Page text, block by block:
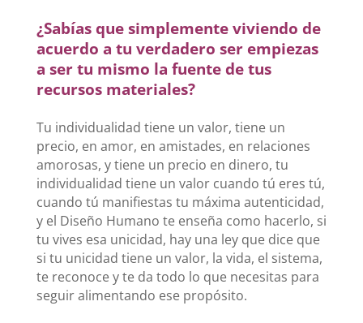
¿Sabías que simplemente viviendo de
acuerdo a tu verdadero ser empiezas
a ser tu mismo la fuente de tus
recursos materiales?
Tu individualidad tiene un valor, tiene un
precio, en amor, en amistades, en relaciones
amorosas, y tiene un precio en dinero, tu
individualidad tiene un valor cuando tú eres tú,
cuando tú manifiestas tu máxima autenticidad,
y el Diseño Humano te enseña como hacerlo, si
tu vives esa unicidad, hay una ley que dice que
si tu unicidad tiene un valor, la vida, el sistema,
te reconoce y te da todo lo que necesitas para
seguir alimentando ese propósito.